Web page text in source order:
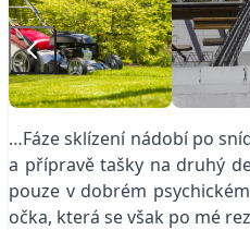
…Fáze sklízení nádobí po
a přípravě tašky na druhý
pouze v dobrém
očka, která se však po mé